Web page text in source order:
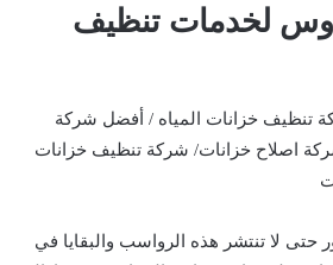
لخدمات تنظيف
تنظيف خزانات المياه / أفضل شركة
اصلاح خزانات/ شركة تنظيف خزانات
حتى لا تنتشر هذه الرواسب والبقايا في